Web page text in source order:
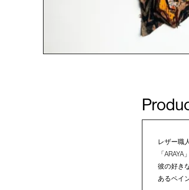
レザー職
「
彼の好き
あるペイ